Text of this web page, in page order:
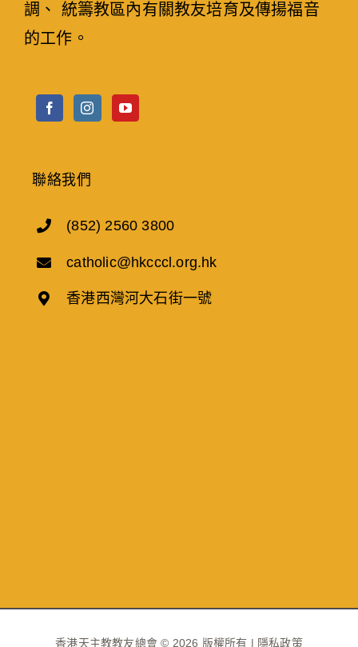
調、 統籌教區內有關教友培育及傳揚福音
的工作。
聯絡我們
(852) 2560 3800
catholic@hkcccl.org.hk
香港西灣河大石街一號
香港天主教教友總會 © 2026 版權所有 | 隱私政策